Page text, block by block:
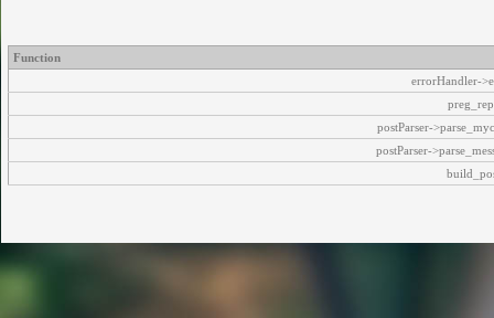
Function
errorHandler-
postParser-
postParser-